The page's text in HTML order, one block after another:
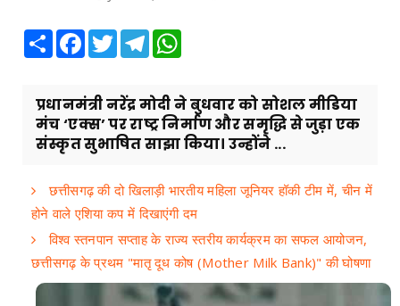
Share Facebook
TwitterTelegram
प्रधानमंत्री नरेंद्र मोदी ने बुधवार को सोशल मीडिया
मंच ‘एक्स’ पर राष्ट्र निर्माण और समृद्धि से जुड़ा एक
संस्कृत सुभाषित साझा किया। उन्होंने ...
छत्तीसगढ़ की दो खिलाड़ी भारतीय महिला जूनियर हॉकी टीम में, चीन में
होने वाले एशिया कप में दिखाएंगी दम
विश्व स्तनपान सप्ताह के राज्य स्तरीय कार्यक्रम का सफल आयोजन,
छत्तीसगढ़ के प्रथम "मातृ दूध कोष (Mother Milk Bank)" की घोषणा